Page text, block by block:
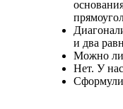
и два
Можно ли
Нет. У